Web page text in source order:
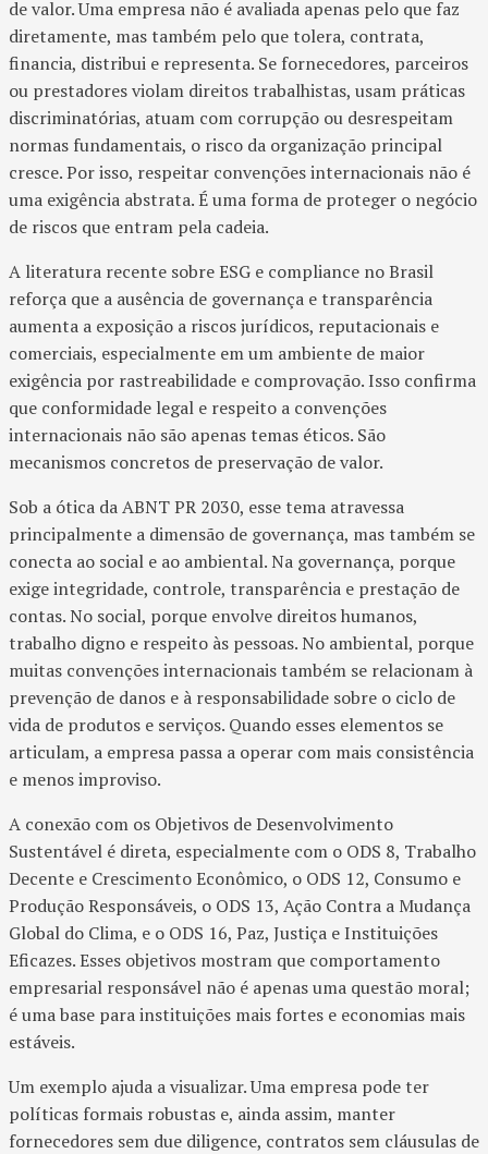
de valor. Uma empresa não é avaliada apenas pelo que faz
diretamente, mas também pelo que tolera, contrata,
financia, distribui e representa. Se fornecedores, parceiros
ou prestadores violam direitos trabalhistas, usam práticas
discriminatórias, atuam com corrupção ou desrespeitam
normas fundamentais, o risco da organização principal
cresce. Por isso, respeitar convenções internacionais não é
uma exigência abstrata. É uma forma de proteger o negócio
de riscos que entram pela cadeia.
A literatura recente sobre ESG e compliance no Brasil
reforça que a ausência de governança e transparência
aumenta a exposição a riscos jurídicos, reputacionais e
comerciais, especialmente em um ambiente de maior
exigência por rastreabilidade e comprovação. Isso confirma
que conformidade legal e respeito a convenções
internacionais não são apenas temas éticos. São
mecanismos concretos de preservação de valor.
Sob a ótica da ABNT PR 2030, esse tema atravessa
principalmente a dimensão de governança, mas também se
conecta ao social e ao ambiental. Na governança, porque
exige integridade, controle, transparência e prestação de
contas. No social, porque envolve direitos humanos,
trabalho digno e respeito às pessoas. No ambiental, porque
muitas convenções internacionais também se relacionam à
prevenção de danos e à responsabilidade sobre o ciclo de
vida de produtos e serviços. Quando esses elementos se
articulam, a empresa passa a operar com mais consistência
e menos improviso.
A conexão com os Objetivos de Desenvolvimento
Sustentável é direta, especialmente com o ODS 8, Trabalho
Decente e Crescimento Econômico, o ODS 12, Consumo e
Produção Responsáveis, o ODS 13, Ação Contra a Mudança
Global do Clima, e o ODS 16, Paz, Justiça e Instituições
Eficazes. Esses objetivos mostram que comportamento
empresarial responsável não é apenas uma questão moral;
é uma base para instituições mais fortes e economias mais
estáveis.
Um exemplo ajuda a visualizar. Uma empresa pode ter
políticas formais robustas e, ainda assim, manter
fornecedores sem due diligence, contratos sem cláusulas de